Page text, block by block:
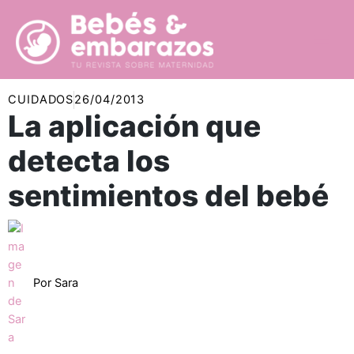
contenido
CUIDADOS26/04/2013
La aplicación que
detecta los
sentimientos del bebé
Por Sara